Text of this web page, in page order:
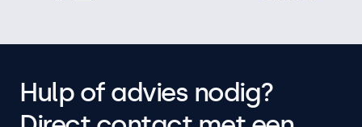
Hulp of advies nodig?